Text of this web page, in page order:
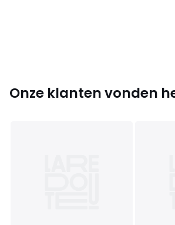
Onze klanten vonden